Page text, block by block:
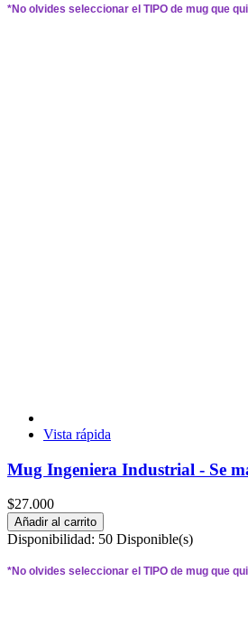
*No olvides seleccionar el TIPO de mug que
Vista rápida
Mug Ingeniera Industrial - Se
$27.000
Añadir al carrito
Disponibilidad: 50 Disponible(s)
*No olvides seleccionar el TIPO de mug que